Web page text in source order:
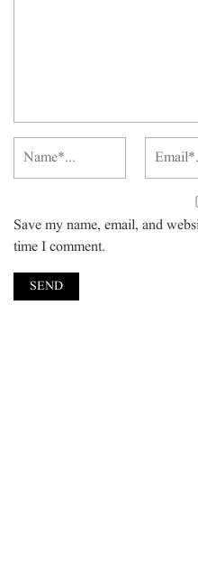
Save my name, email, and
time I comment.